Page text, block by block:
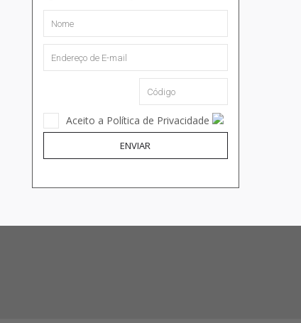
Aceito a Política de Privacidade
ENVIAR